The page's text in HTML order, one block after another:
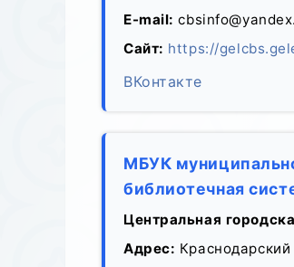
E-mail:
Сайт: https://
ВКонтакте
МБУК
библиотечная
Центральная
Адрес: